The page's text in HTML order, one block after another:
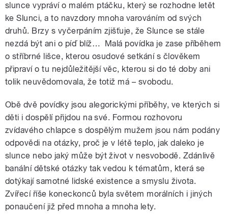
slunce vypráví o malém ptáčku, který se rozhodne letět
ke Slunci, a to navzdory mnoha varováním od svých
druhů. Brzy s vyčerpáním zjišťuje, že Slunce se stále
nezdá být ani o píď blíž… Malá povídka je zase příběhem
o stříbrné lišce, kterou osudové setkání s člověkem
připraví o tu nejdůležitější věc, kterou si do té doby ani
tolik neuvědomovala, že totiž má – svobodu.
Obě dvě povídky jsou alegorickými příběhy, ve kterých si
děti i dospělí přijdou na své. Formou rozhovoru
zvídavého chlapce s dospělým mužem jsou nám podány
odpovědi na otázky, proč je v létě teplo, jak daleko je
slunce nebo jaký může být život v nesvobodě. Zdánlivě
banální dětské otázky tak vedou k tématům, která se
dotýkají samotné lidské existence a smyslu života.
Zvířecí říše koneckonců byla světem morálních i jiných
ponaučení již před mnoha a mnoha lety.